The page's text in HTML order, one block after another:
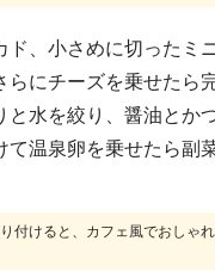
ド、小さめに切ったミ
らにチーズを乗せたら
水を絞り、醤油とか
て温泉卵を乗せたら副
付けると、カフェ風でおしゃ